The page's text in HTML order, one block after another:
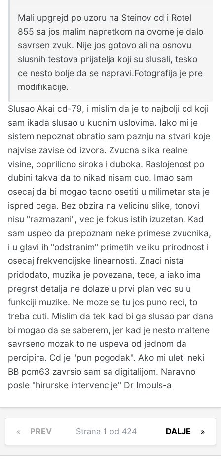
Mali upgrejd po uzoru na Steinov cd i Rotel
855 sa jos malim napretkom na ovome je dalo
savrsen zvuk. Nije jos gotovo ali na osnovu
slusnih testova prijatelja koji su slusali, tesko
ce nesto bolje da se napravi.Fotografija je pre
modifikacije.
Slusao Akai cd-79, i mislim da je to najbolji cd koji
sam ikada slusao u kucnim uslovima. Iako mi je
sistem nepoznat obratio sam paznju na stvari koje
najvise zavise od izvora. Zvucna slika realne
visine, poprilicno siroka i duboka. Raslojenost po
dubini takva da to nikad nisam cuo. Imao sam
osecaj da bi mogao tacno osetiti u milimetar sta je
ispred cega. Bez obzira na velicinu slike, tonovi
nisu "razmazani", vec je fokus istih izuzetan. Kad
sam uspeo da prepoznam neke primese zvucnika,
i u glavi ih "odstranim" primetih veliku prirodnost i
osecaj frekvencijske linearnosti. Znaci nista
pridodato, muzika je povezana, tece, a iako ima
pregrst detalja ne dolaze u prvi plan vec su u
funkciji muzike. Ne moze se tu jos puno reci, to
treba cuti. Mislim da tek kad bi ga slusao par dana
bi mogao da se saberem, jer kad je nesto maltene
savrseno mozak to ne uspeva od jednom da
percipira. Cd je "pun pogodak". Ako mi uleti neki
BB pcm63 zavrsio sam sa digitalijom. Naravno
posle "hirurske intervencije" Dr Impuls-a
PREV DALJE
Strana 1 od 424